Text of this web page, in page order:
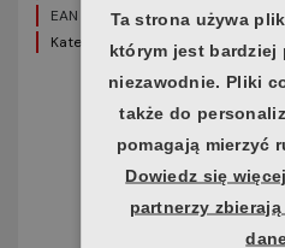
EAN produktu:04054596618879
Kategoria: Materiały
Ta strona używa
którym jest bardziej
niezawodnie. Pliki
także do
pomagają mierzyć
Dowiedz się
partnerzy